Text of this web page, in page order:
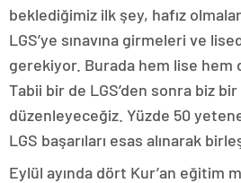
beklediğimiz ilk şey, hafız
LGS’ye sınavına girmeleri ve
gerekiyor. Burada hem lise hem
Tabii bir de LGS’den sonra biz bir
düzenleyeceğiz. Yüzde 50
LGS başarıları esas alınarak
Eylül ayında dört Kur’an eğitim